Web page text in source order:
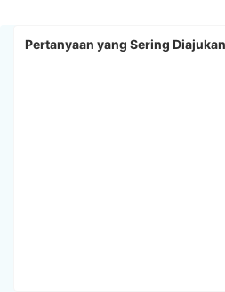
Pertanyaan yang Sering Diajukan